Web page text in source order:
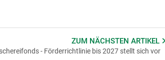
ZUM NÄCHSTENARTIKEL
- Förderrichtlinie bis 2027 stellt sich vor